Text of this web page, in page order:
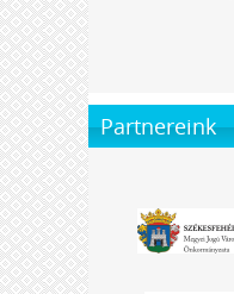
Partnereink